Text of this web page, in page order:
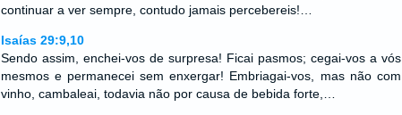
continuar a ver sempre, contudo jamais percebereis!…
Isaías 29:9,10
Sendo assim, enchei-vos de surpresa! Ficai pasmos; cegai-vos a vós
mesmos e permanecei sem enxergar! Embriagai-vos, mas não com
vinho, cambaleai, todavia não por causa de bebida forte,…